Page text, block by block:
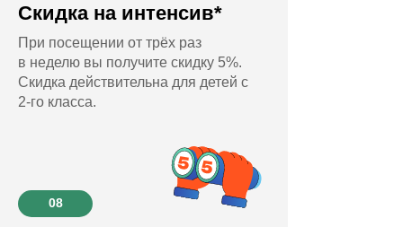
Скидка на интенсив*
При посещении от трёх раз
в неделю вы получите скидку 5%.
Скидка действительна для детей с
2-го класса.
08